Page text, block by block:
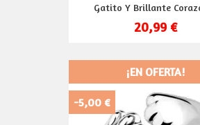
Gatito Y Brillante
20,99 €
¡EN OFERTA!
-5,00 €